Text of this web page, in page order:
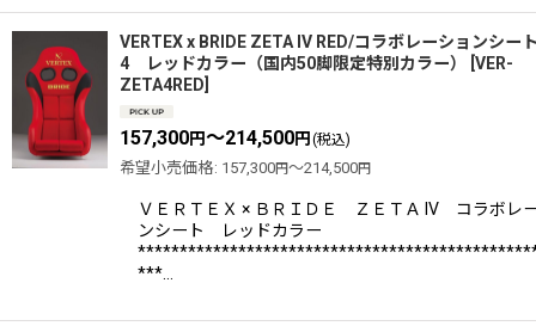
VERTEX x BRIDE ZETA IV RED/コラボレーションシー
4 レッドカラー（国内50脚限定特別カラー）
VER-
ZETA4RED
157,300円～214,500円 (税込)
希望小売価格: 157,300円～214,500円
ＶＥＲＴＥＸ × ＢＲＩＤＥ ＺＥＴＡ IV コラボレ
ンシート レッドカラー
***…